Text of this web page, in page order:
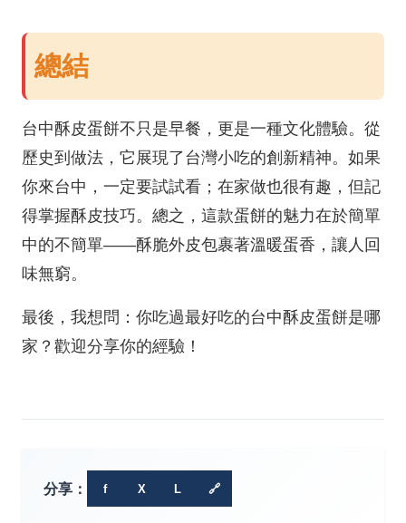
總結
台中酥皮蛋餅不只是早餐，更是一種文化體驗。從
歷史到做法，它展現了台灣小吃的創新精神。如果
你來台中，一定要試試看；在家做也很有趣，但記
得掌握酥皮技巧。總之，這款蛋餅的魅力在於簡單
中的不簡單——酥脆外皮包裹著溫暖蛋香，讓人回
味無窮。
最後，我想問：你吃過最好吃的台中酥皮蛋餅是哪
家？歡迎分享你的經驗！
分享： f X L 🔗